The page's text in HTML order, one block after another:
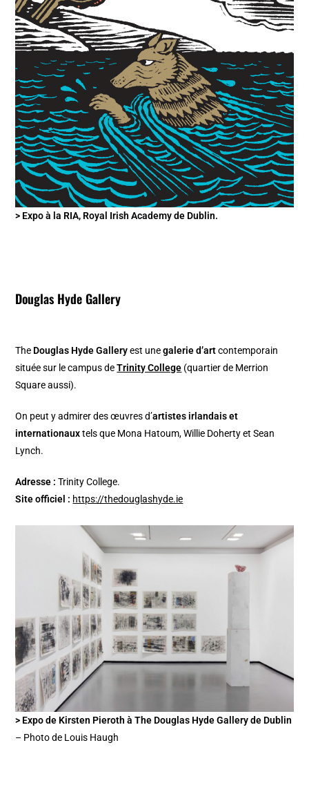
> Expo à la RIA, Royal Irish Academy de Dublin.
Douglas Hyde Gallery
The Douglas Hyde Galleryest unegalerie d’artcontemporain
située sur le campus deTrinity College (quartier de Merrion
Square aussi).
On peut y admirer des œuvres d’artistes irlandais et
internationauxtels que Mona Hatoum, Willie Doherty et Sean
Lynch.
Adresse : Trinity College.
Site officiel : https://thedouglashyde.ie
> Expo de Kirsten Pieroth à The Douglas Hyde Gallery de Dublin
– Photo de Louis Haugh